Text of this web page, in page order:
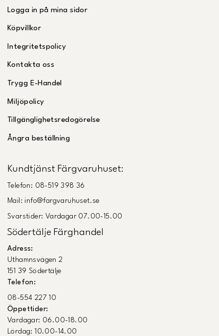
Logga in på mina sidor
Köpvillkor
Integritetspolicy
Kontakta oss
Trygg E-Handel
Miljöpolicy
Tillgänglighetsredogörelse
Ångra beställning
Kundtjänst Färgvaruhuset:
Telefon: 08-519 398 36
Mail: info@fargvaruhuset.se
Svarstider: Vardagar 07.00-15.00
Södertälje Färghandel
Adress:
Uthamnsvägen 2
151 39 Södertälje
Telefon:
08-554 227 10
Öppettider:
Vardagar: 06.00-18.00
Lördag: 10.00-14.00